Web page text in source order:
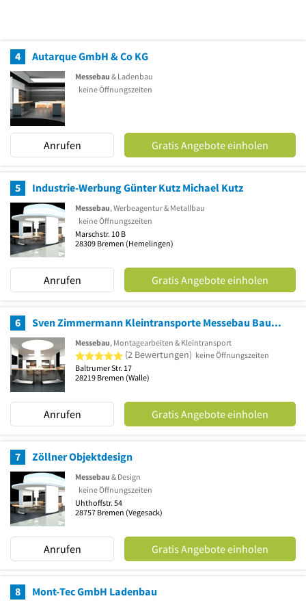
4 Autarque GmbH & Co KG
Messebau & Ladenbau
keine Öffnungszeiten
Anrufen Gratis Angebote einholen
5 Industrie-Werbung Günter Kutz Michael Kutz
Messebau, Werbeagentur & Metallbau
keine Öffnungszeiten
Marschstr. 10 B
28309 Bremen (Hemelingen)
Anrufen Gratis Angebote einholen
6 Sven Zimmermann Kleintransporte Messebau Baumontagen
Messebau, Montagearbeiten & Kleintransport
5 von 5 Sternen
(2 Bewertungen) keine Öffnungszeiten
Baltrumer Str. 17
28219 Bremen (Walle)
Anrufen Gratis Angebote einholen
7 Zöllner Objektdesign
Messebau & Design
keine Öffnungszeiten
Uhthoffstr. 54
28757 Bremen (Vegesack)
Anrufen Gratis Angebote einholen
8 Mont-Tec GmbH Ladenbau